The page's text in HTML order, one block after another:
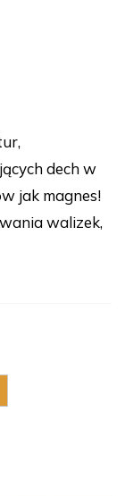
dech w
jak magnes!
walizek,